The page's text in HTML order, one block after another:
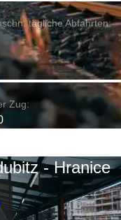
tägliche Abfahrten:
Zug:
- Hranice